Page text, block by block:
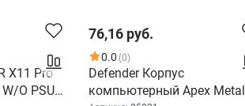
X11 Pro
O PSU
76,16 руб.
0.0 (0)
Defender Корпус
компьютерный Apex Metal